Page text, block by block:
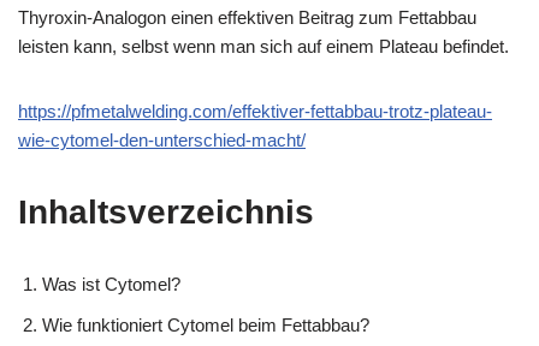
Thyroxin-Analogon einen effektiven Beitrag zum Fettabbau
leisten kann, selbst wenn man sich auf einem Plateau befindet.
https://pfmetalwelding.com/effektiver-fettabbau-trotz-plateau-
wie-cytomel-den-unterschied-macht/
Inhaltsverzeichnis
Was ist Cytomel?
Wie funktioniert Cytomel beim Fettabbau?